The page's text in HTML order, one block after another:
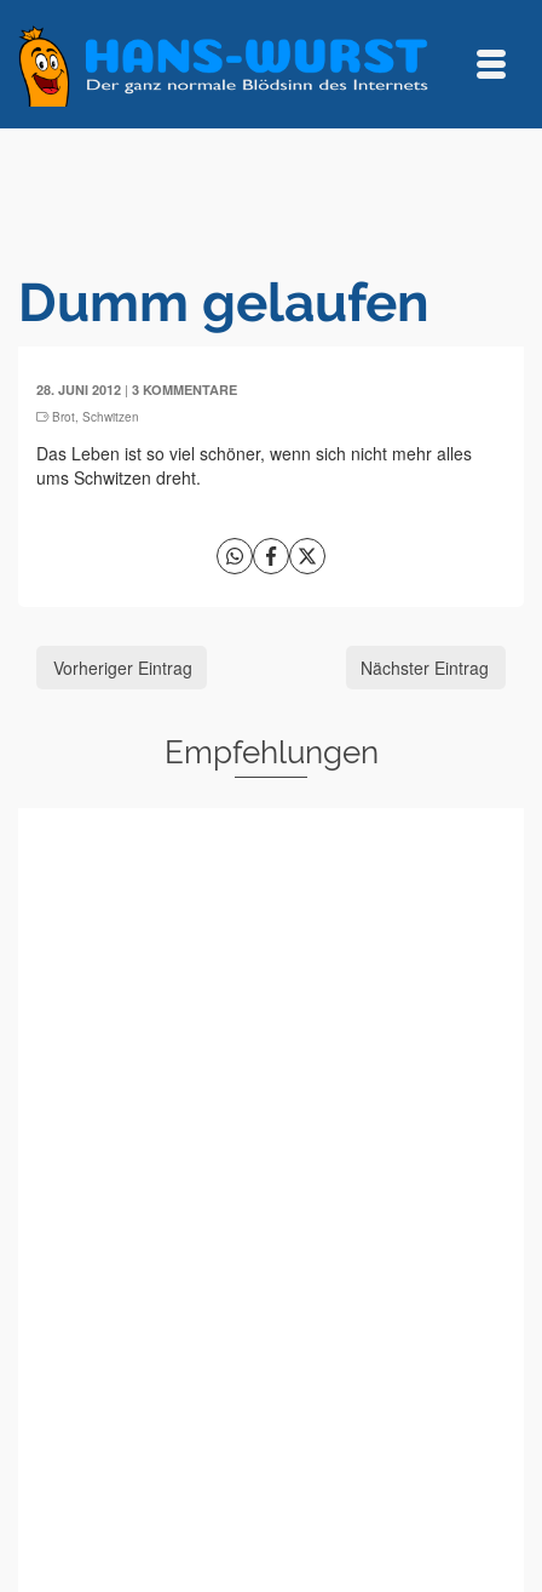
Dumm gelaufen
28. JUNI 2012 | 3 KOMMENTARE
Brot, Schwitzen
Das Leben ist so viel schöner, wenn sich nicht mehr alles
ums Schwitzen dreht.
Vorheriger Eintrag Nächster Eintrag
Empfehlungen